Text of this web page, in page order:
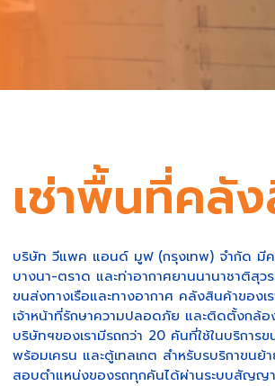
เช่าพื้นที่คลั
บริษัท วีแพค แอนด์ มูฟ (กรุงเทพ) จำกัด มี
บางนา-ตราด และท่าอากาศยานนานาชาติสุว
ขนส่งทางเรือและทางอากาศ คลังสินค้าขอ
เจ้าหน้าที่รักษาความปลอดภัย และติดตั้งกล้
บริษัทฯของเรามีรถกว่า 20 คันที่ใช้ในบริการ
พร้อมเครน และตู้เทลเกต สำหรับรบริกาขนย้
สอบตำแหน่งของรถทุกคันได้ผ่านระบบสัญญ